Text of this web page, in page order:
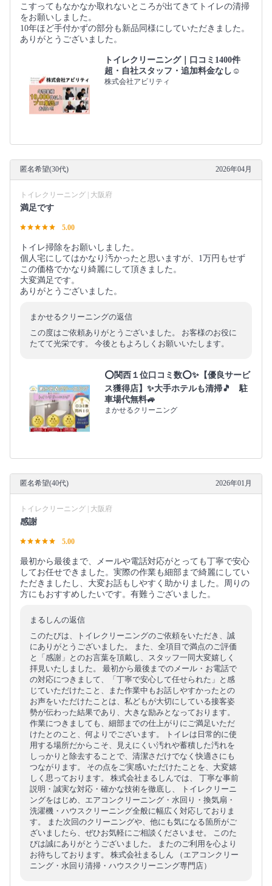
こすってもなかなか取れないところが出てきてトイレの清掃
をお願いしました。
10年ほど手付かずの部分も新品同様にしていただきました。
ありがとうございました。
トイレクリーニング｜口コミ1400件
超・自社スタッフ・追加料金なし☺️
株式会社アビリティ
匿名希望(30代) 2026年04月
トイレクリーニング | 大阪府
満足です
5.00
トイレ掃除をお願いしました。
個人宅にしてはかなり汚かったと思いますが、1万円もせず
この価格でかなり綺麗にして頂きました。
大変満足です。
ありがとうございました。
まかせるクリーニングの返信
この度はご依頼ありがとうございました。 お客様のお役に
たてて光栄です。 今後ともよろしくお願いいたします。
⭕関西１位口コミ数⭕✨【優良サービ
ス獲得店】✨大手ホテルも清掃🎵 駐
車場代無料🚙
まかせるクリーニング
匿名希望(40代) 2026年01月
トイレクリーニング | 大阪府
感謝
5.00
最初から最後まで、メールや電話対応がとっても丁寧で安心
してお任せできました。実際の作業も細部まで綺麗にしてい
ただきましたし、大変お話もしやすく助かりました。周りの
方にもおすすめしたいです。有難うございました。
まるしんの返信
このたびは、トイレクリーニングのご依頼をいただき、誠
にありがとうございました。 また、全項目で満点のご評価
と「感謝」とのお言葉を頂戴し、スタッフ一同大変嬉しく
拝見いたしました。 最初から最後までのメール・お電話で
の対応につきまして、「丁寧で安心して任せられた」と感
じていただけたこと、また作業中もお話しやすかったとの
お声をいただけたことは、私どもが大切にしている接客姿
勢が伝わった結果であり、大きな励みとなっております。
作業につきましても、細部までの仕上がりにご満足いただ
けたとのこと、何よりでございます。 トイレは日常的に使
用する場所だからこそ、見えにくい汚れや蓄積した汚れを
しっかりと除去することで、清潔さだけでなく快適さにも
つながります。 その点をご実感いただけたことを、大変嬉
しく思っております。 株式会社まるしんでは、 丁寧な事前
説明・誠実な対応・確かな技術を徹底し、 トイレクリーニ
ングをはじめ、エアコンクリーニング・水回り・換気扇・
洗濯機・ハウスクリーニング全般に幅広く対応しておりま
す。 また次回のクリーニングや、他にも気になる箇所がご
ざいましたら、ぜひお気軽にご相談くださいませ。 このた
びは誠にありがとうございました。 またのご利用を心より
お待ちしております。 株式会社まるしん （エアコンクリー
ニング・水回り清掃・ハウスクリーニング専門店）